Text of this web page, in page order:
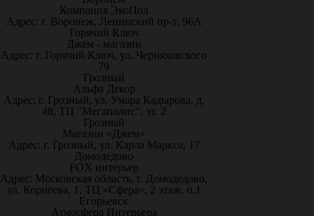
Компания ЭкоПол
Адрес: г. Воронеж, Ленинский пр-т, 96А
Горячий Ключ
Джем - магазин
Адрес: г. Горячий Ключ, ул. Черняховского
79
Грозный
Альфа Декор
Адрес: г. Грозный, ул. Умара Кадырова, д.
48, ТЦ "Мегаполис", эт. 2
Грозный
Магазин «Джем»
Адрес: г. Грозный, ул. Карла Маркса, 17
Домодедово
FOX интерьер
Адрес: Московская область, г. Домодедово,
ул. Корнеева, 1, ТЦ «Сфера», 2 этаж, п.1
Егорьевск
Атмосфера Интерьера